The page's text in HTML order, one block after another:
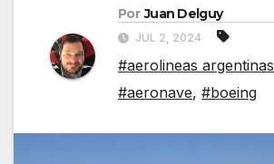
Por Juan Delguy
JUL 2, 2024
#aerolineas argentinas
#aeronave, #boeing